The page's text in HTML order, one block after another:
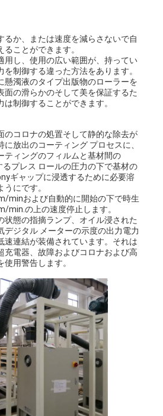
のラミネーション機械
るか、または速度を減らさないで自
ことができます。
用し、使用の広い範囲が、持ってい
を制御する違った方法をあります。
懸濁液のタイプ出版物のローラーを
面の滑らかのそして美を保証するた
制御することができます。
のコロナの処置そして静的な除去が
放出のコーティング プロセスに、
ティングのフィルムと基材間の
プレス ロールの圧力の下で基材の
ギャップに浸透するために必要溶
にです。
minおよび自動的に開始の下で時生
min.の上の速度停止します。
状態の指摘ランプ、オイル浸された
デジタル メーターの示度の出力電力
速連結が装備されています。それは
充電器、故障およびコロナおよび高
用警告します。